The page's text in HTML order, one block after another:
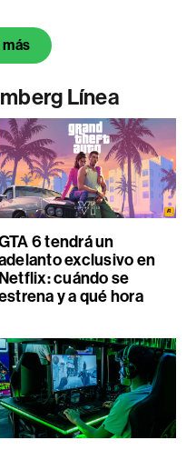
Línea
6 tendrá un
exclusivo en
Netflix: cuándo se
y a qué hora